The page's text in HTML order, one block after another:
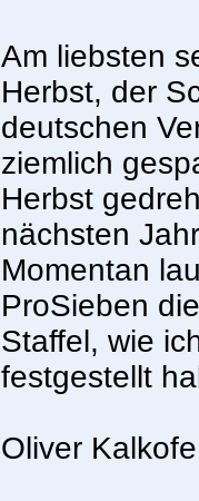
Am liebsten
Herbst, der
deutschen
ziemlich
Herbst
nächsten
Momentan
ProSieben
Staffel, wie
festgestellt
Oliver